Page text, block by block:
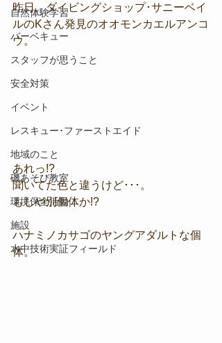
自然体験学習
バーベキュー
スタッフが思うこと
安全対策
イベント
レスキュー･ファーストエイド
地域のこと
磯あそび教室
環境保全活動
施設
水中技術実証フィールド
昨日、ダイビングショップ･サニーベイ
ルのKさん発見のオオモンカエルアンコ
ウ。
あれっ!?
聞いてた色と違うけど･･･。
もしや別個体か!?
ハナミノカサゴのヤングアダルトな個
体。